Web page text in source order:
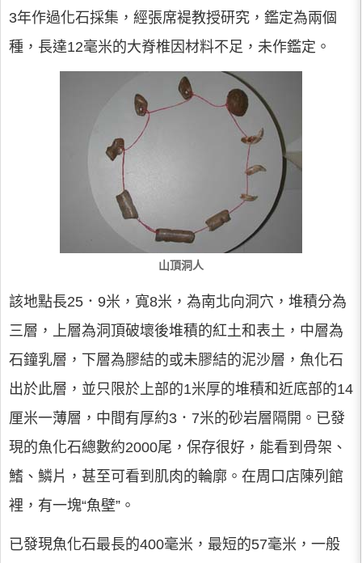
3年作過化石採集，經張席褆教授研究，鑑定為兩個
種，長達12毫米的大脊椎因材料不足，未作鑑定。
山頂洞人
該地點長25．9米，寬8米，為南北向洞穴，堆積分為
三層，上層為洞頂破壞後堆積的紅土和表土，中層為
石鐘乳層，下層為膠結的或未膠結的泥沙層，魚化石
出於此層，並只限於上部的1米厚的堆積和近底部的14
厘米一薄層，中間有厚約3．7米的砂岩層隔開。已發
現的魚化石總數約2000尾，保存很好，能看到骨架、
鰭、鱗片，甚至可看到肌肉的輪廓。在周口店陳列館
裡，有一塊“魚壁”。
已發現魚化石最長的400毫米，最短的57毫米，一般